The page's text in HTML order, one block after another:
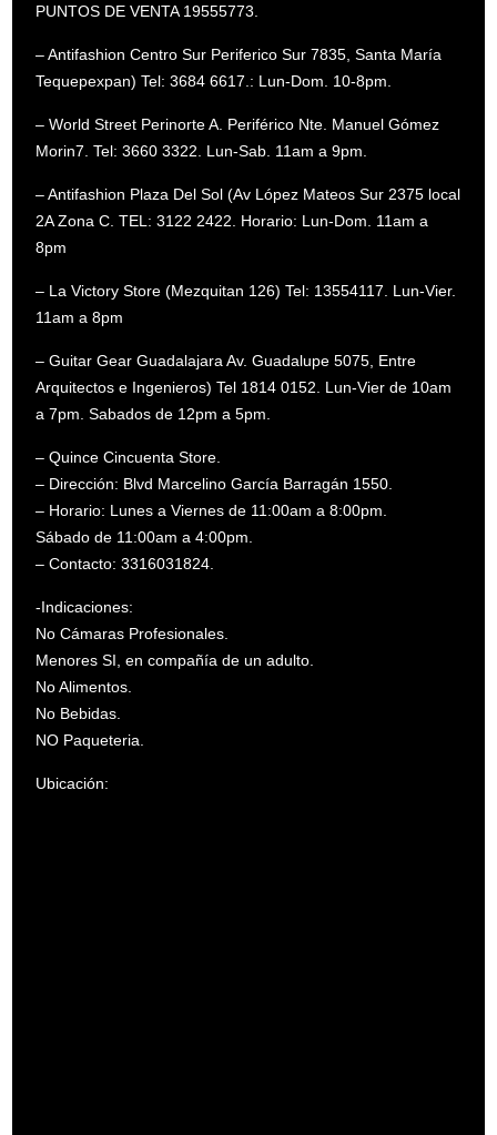
PUNTOS DE VENTA 19555773.
– Antifashion Centro Sur Periferico Sur 7835, Santa María
Tequepexpan) Tel: 3684 6617.: Lun-Dom. 10-8pm.
– World Street Perinorte A. Periférico Nte. Manuel Gómez
Morin7. Tel: 3660 3322. Lun-Sab. 11am a 9pm.
– Antifashion Plaza Del Sol (Av López Mateos Sur 2375 local
2A Zona C. TEL: 3122 2422. Horario: Lun-Dom. 11am a
8pm
– La Victory Store (Mezquitan 126) Tel: 13554117. Lun-Vier.
11am a 8pm
– Guitar Gear Guadalajara Av. Guadalupe 5075, Entre
Arquitectos e Ingenieros) Tel 1814 0152. Lun-Vier de 10am
a 7pm. Sabados de 12pm a 5pm.
– Quince Cincuenta Store.
– Dirección: Blvd Marcelino García Barragán 1550.
– Horario: Lunes a Viernes de 11:00am a 8:00pm.
Sábado de 11:00am a 4:00pm.
– Contacto: 3316031824.
-Indicaciones:
No Cámaras Profesionales.
Menores SI, en compañía de un adulto.
No Alimentos.
No Bebidas.
NO Paqueteria.
Ubicación: